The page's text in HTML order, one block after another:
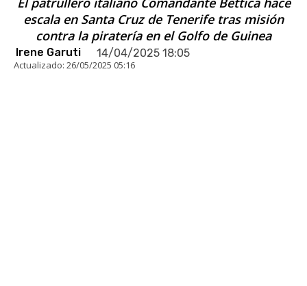
escala en Santa Cruz de Tenerife tras misión
contra la piratería en el Golfo de Guinea
Irene Garuti 14/04/2025 18:05
Actualizado: 26/05/2025 05:16